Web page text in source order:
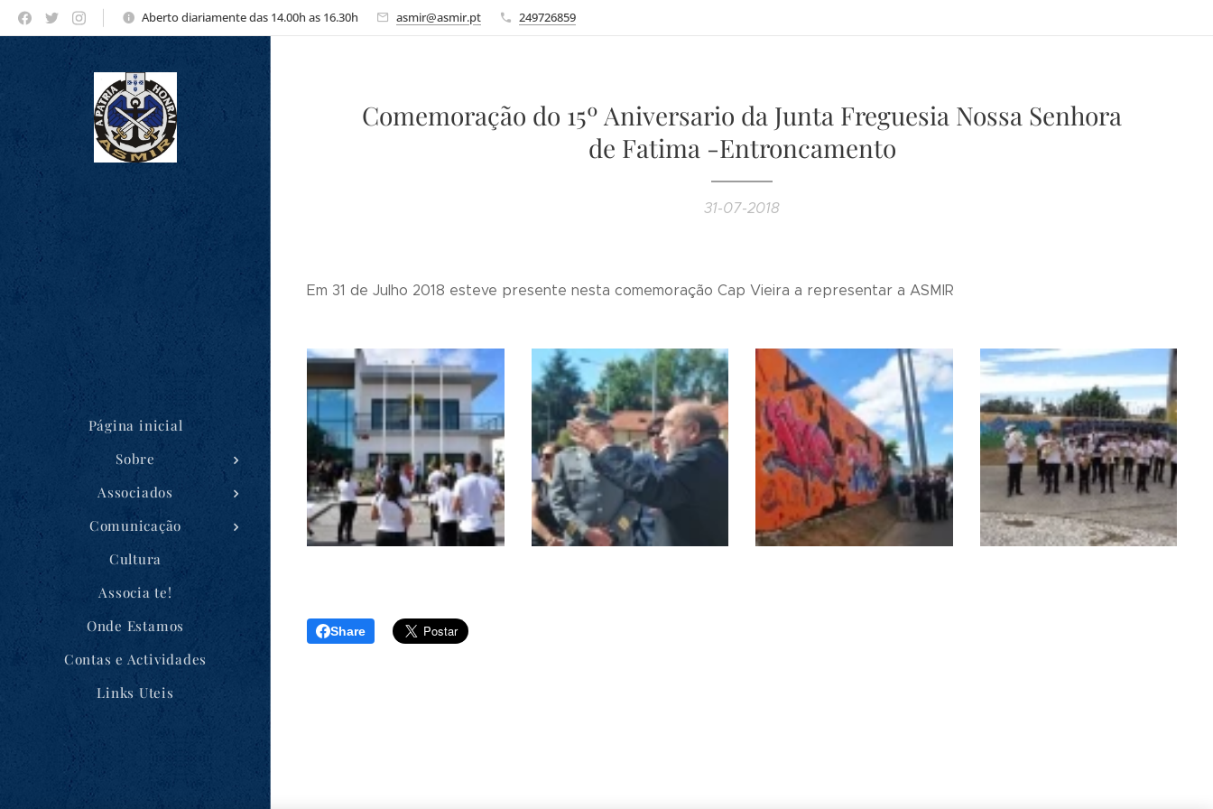
Aberto diariamente das 14.00h as 16.30h asmir@asmir.pt 249726859
Página inicial
Sobre
Associados
Comunicação
Cultura
Associa te!
Onde Estamos
Contas e Actividades
Links Uteis
Comemoração do 15º Aniversario da Junta Freguesia Nossa Senhora
de Fatima -Entroncamento
31-07-2018
Em 31 de Julho 2018 esteve presente nesta comemoração Cap Vieira a representar a ASMIR
Share